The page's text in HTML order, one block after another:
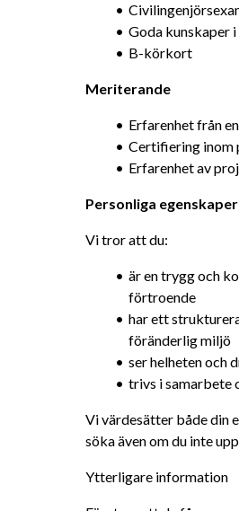
Goda kunskaper
B-körkort
Meriterande
Erfarenhet från
Certifiering inom
Erfarenhet av
Personliga egenskaper
Vi tror att du:
är en trygg och
förtroende
har ett
föränderlig miljö
ser helheten och
trivs i
Vi värdesätter både din
söka även om du inte
Ytterligare information